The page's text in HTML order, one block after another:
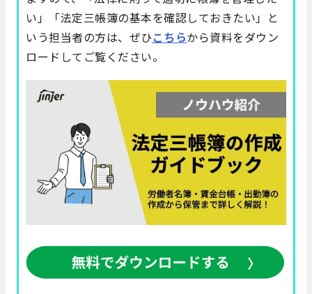
い」「法定三帳簿の基本を確認しておきたい」と
いう担当者の方は、ぜひこちらから資料をダウン
ロードしてご覧ください。